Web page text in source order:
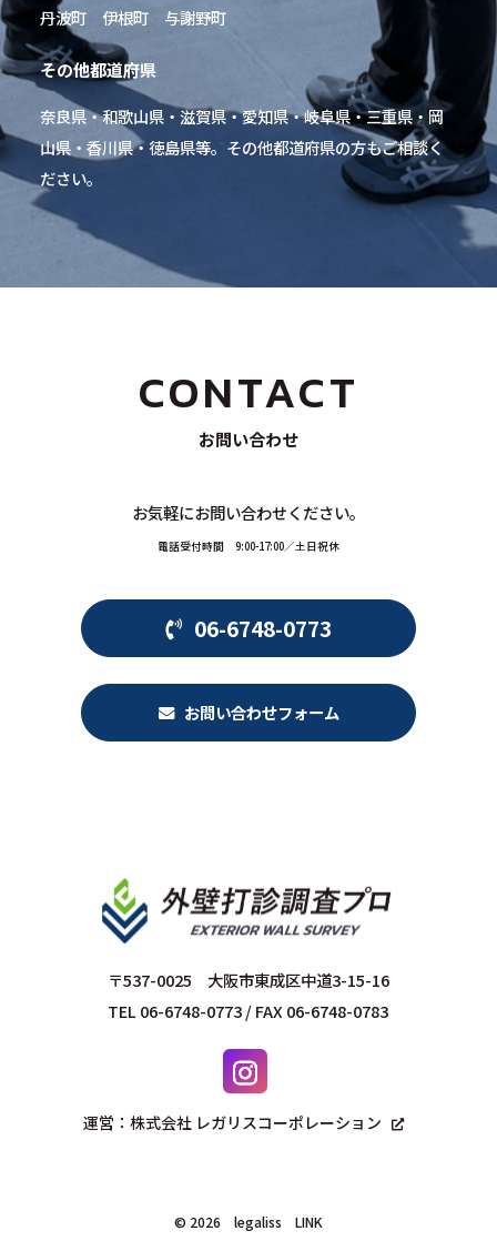
丹波町 伊根町 与謝野町
その他都道府県
奈良県・和歌山県・滋賀県・愛知県・岐阜県・三重県・岡
山県・香川県・徳島県等。その他都道府県の方もご相談く
ださい。
CONTACT
お問い合わせ
お気軽にお問い合わせください。
電話受付時間 9:00-17:00／土日祝休
06-6748-0773
お問い合わせフォーム
〒537-0025 大阪市東成区中道3-15-16
TEL 06-6748-0773 / FAX 06-6748-0783
運営：株式会社 レガリスコーポレーション
© 2026 legaliss LINK